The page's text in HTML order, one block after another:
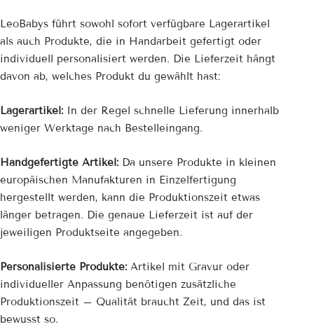
LeoBabys führt sowohl sofort verfügbare Lagerartikel
als auch Produkte, die in Handarbeit gefertigt oder
individuell personalisiert werden. Die Lieferzeit hängt
davon ab, welches Produkt du gewählt hast:
Lagerartikel: In der Regel schnelle Lieferung innerhalb
weniger Werktage nach Bestelleingang.
Handgefertigte Artikel: Da unsere Produkte in kleinen
europäischen Manufakturen in Einzelfertigung
hergestellt werden, kann die Produktionszeit etwas
länger betragen. Die genaue Lieferzeit ist auf der
jeweiligen Produktseite angegeben.
Personalisierte Produkte: Artikel mit Gravur oder
individueller Anpassung benötigen zusätzliche
Produktionszeit – Qualität braucht Zeit, und das ist
bewusst so.